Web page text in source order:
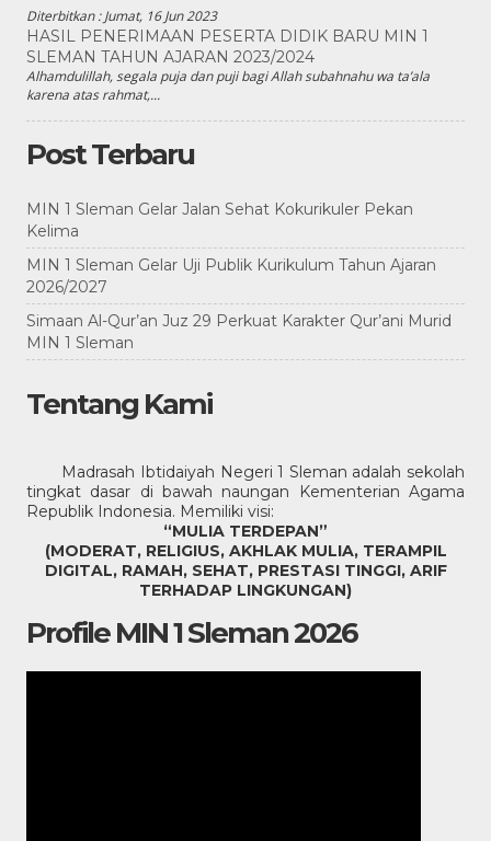
Diterbitkan :Jumat, 16 Jun 2023
HASIL PENERIMAAN PESERTA DIDIK BARU MIN 1
SLEMAN TAHUN AJARAN 2023/2024
Alhamdulillah, segala puja dan puji bagi Allah subahnahu wa ta’ala
karena atas rahmat,...
Post Terbaru
MIN 1 Sleman Gelar Jalan Sehat Kokurikuler Pekan
Kelima
MIN 1 Sleman Gelar Uji Publik Kurikulum Tahun Ajaran
2026/2027
Simaan Al-Qur’an Juz 29 Perkuat Karakter Qur’ani Murid
MIN 1 Sleman
Tentang Kami
Madrasah Ibtidaiyah Negeri 1 Sleman adalah sekolah
tingkat dasar di bawah naungan Kementerian Agama
Republik Indonesia. Memiliki visi:
“MULIA TERDEPAN”
(MODERAT, RELIGIUS, AKHLAK MULIA, TERAMPIL
DIGITAL, RAMAH, SEHAT, PRESTASI TINGGI, ARIF
TERHADAP LINGKUNGAN)
Profile MIN 1 Sleman 2026